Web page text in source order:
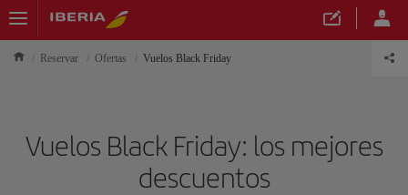
Reservar Ofertas Vuelos Black Friday
Vuelos Black Friday: los mejores
descuentos